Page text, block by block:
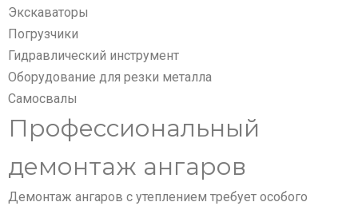
Экскаваторы
Погрузчики
Гидравлический инструмент
Оборудование для резки металла
Самосвалы
Профессиональный
демонтаж ангаров
Демонтаж ангаров с утеплением требует особого